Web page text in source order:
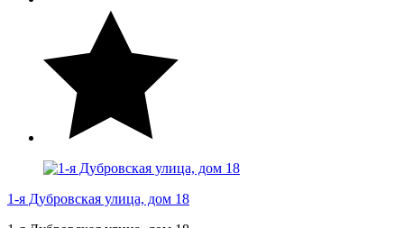
1-я Дубровская улица, дом 18